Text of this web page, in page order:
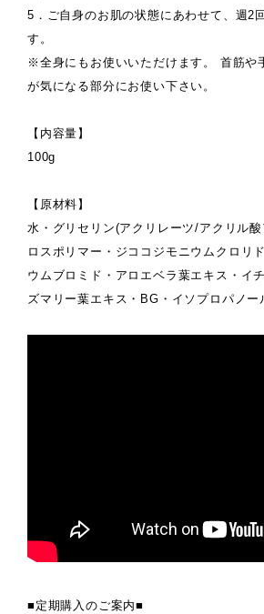
5．ご自身のお肌の状態にあわせて、週2
す。
※全身にもお使いいただけます。 首筋や
が気になる部分にお使い下さい。
【内容量】
100g
【原材料】
水・グリセリン(アクリレーツ/アクリル
ロスポリマー・ジココジモニウムクロリ
ウムブロミド・アロエベラ葉エキス・イ
ズマリー葉エキス・BG・イソプロパノー
■定期購入のご案内■